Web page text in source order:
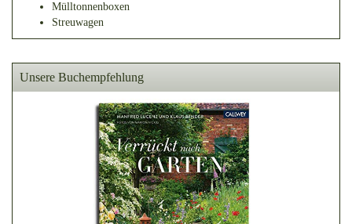
Mülltonnenboxen
Streuwagen
Unsere Buchempfehlung